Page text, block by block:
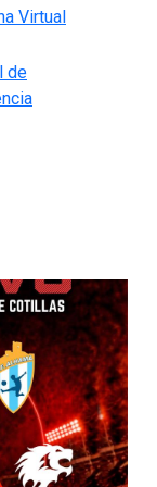
Virtual
de